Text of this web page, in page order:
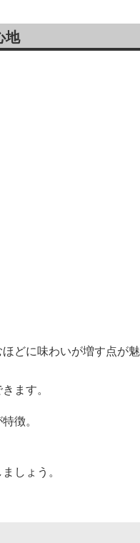
地
どに味わいが増す点が魅
ます。
徴。
しょう。